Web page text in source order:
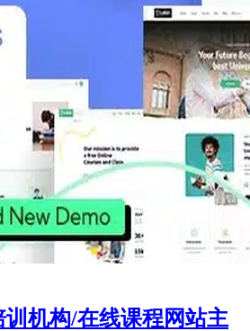
机构/在线课程网站主